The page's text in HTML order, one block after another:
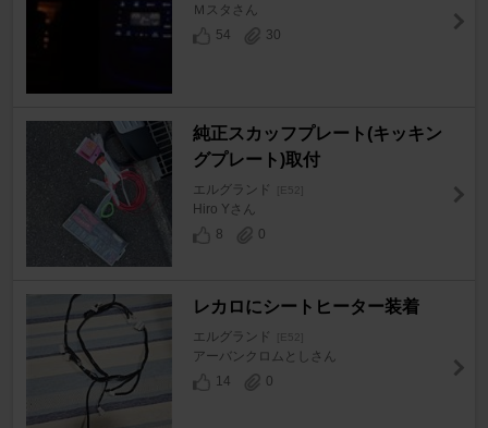
Ｍスタさん
54
30
純正スカッフプレート(キッキン
グプレート)取付
エルグランド [E52]
Hiro Yさん
8
0
レカロにシートヒーター装着
エルグランド [E52]
アーバンクロムとしさん
14
0